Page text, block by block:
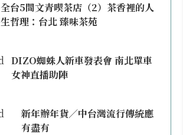
全台5間文青喫茶店（2）茶香裡的人
生哲理：台北 臻味茶苑
DIZO蜘蛛人新車發表會 南北單車
女神直播助陣
新年辦年貨／中台灣流行傳統應
有盡有